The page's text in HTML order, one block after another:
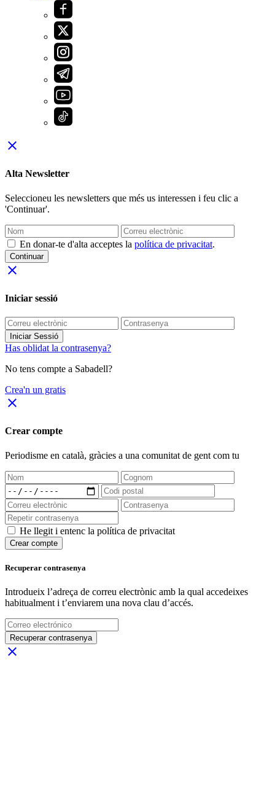
close
Alta Newsletter
Seleccioneu les newsletters que més us interessen i feu clic a
'Continuar'.
En donar-te d'alta acceptes la política de privacitat.
Continuar
close
Iniciar sessió
Iniciar Sessió
Has oblidat la contrasenya?
No tens compte a Sabadell?
Crea'n un gratis
close
Crear compte
Periodisme en català, gràcies a una comunitat de gent com tu
He llegit i entenc la política de privacitat
Crear compte
Recuperar contrasenya
Introdueix l’adreça de correu electrònic amb la qual accedeixes
habitualment i t’enviarem una nova clau d’accés.
Recuperar contrasenya
close